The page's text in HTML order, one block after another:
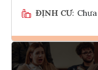
ĐỊNH CƯ: